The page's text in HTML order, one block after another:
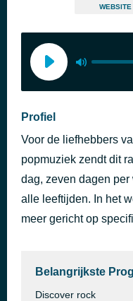
WEBSITE
Profiel
Voor de liefhebbers
popmuziek zendt dit
dag, zeven dagen
alle leeftijden. In het
meer gericht op
Belangrijkste
Discover rock